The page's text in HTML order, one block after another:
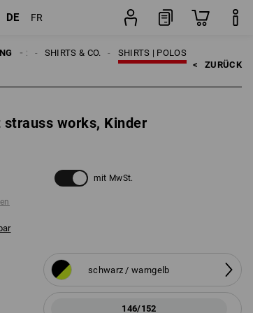
DE FR
SHIRTS | POLOS
SHIRTS & CO.
< ZURÜCK
strauss works, Kinder
mit MwSt.
schwarz / warngelb
146/152